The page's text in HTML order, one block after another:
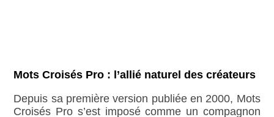
Mots Croisés Pro : l’allié naturel des créateurs
Depuis sa première version publiée en 2000, Mots
Croisés Pro s’est imposé comme un compagnon